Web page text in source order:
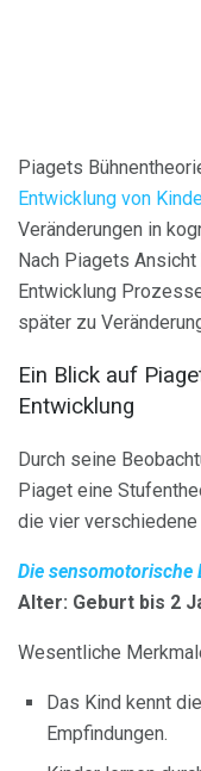
Piagets
Entwicklung von
Veränderungen in
Nach Piagets
Entwicklung
später zu
Ein Blick auf
Entwicklung
Durch seine
Piaget eine
die vier
Die sensomotorische
Alter: Geburt bis 2
Wesentliche
Das Kind kennt
Empfindungen.